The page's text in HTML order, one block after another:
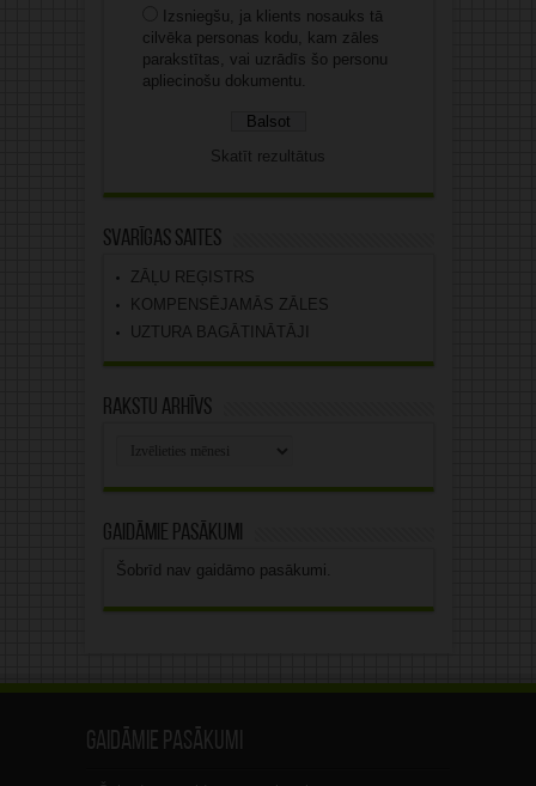
Izsniegšu, ja klients nosauks tā
cilvēka personas kodu, kam zāles
parakstītas, vai uzrādīs šo personu
apliecinošu dokumentu.
Skatīt rezultātus
Svarīgas saites
ZĀĻU REĢISTRS
KOMPENSĒJAMĀS ZĀLES
UZTURA BAGĀTINĀTĀJI
Rakstu arhīvs
Gaidāmie pasākumi
Šobrīd nav gaidāmo pasākumi.
Gaidāmie pasākumi